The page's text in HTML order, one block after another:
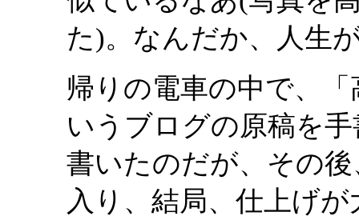
た)。なんだか、人生
帰りの電車の中で、
いうブログの原稿を
書いたのだが、その
入り、結局、仕上げ